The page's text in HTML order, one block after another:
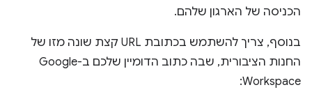
הכניסה של הארגון שלהם.
בנוסף, צריך להשתמש בכתובת URL קצת שונה מזו של
החנות הציבורית, שבה כתוב הדומיין שלכם ב-Google
Workspace: